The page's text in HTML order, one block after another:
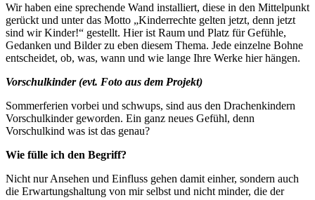
Wir haben eine sprechende Wand installiert, diese in den Mittelpunkt
gerückt und unter das Motto „Kinderrechte gelten jetzt, denn jetzt
sind wir Kinder!“ gestellt. Hier ist Raum und Platz für Gefühle,
Gedanken und Bilder zu eben diesem Thema. Jede einzelne Bohne
entscheidet, ob, was, wann und wie lange Ihre Werke hier hängen.
Vorschulkinder (evt. Foto aus dem Projekt)
Sommerferien vorbei und schwups, sind aus den Drachenkindern
Vorschulkinder geworden. Ein ganz neues Gefühl, denn
Vorschulkind was ist das genau?
Wie fülle ich den Begriff?
Nicht nur Ansehen und Einfluss gehen damit einher, sondern auch
die Erwartungshaltung von mir selbst und nicht minder, die der